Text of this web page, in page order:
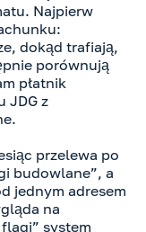
Najpierw
dokąd trafiają,
porównują
płatnik
JDG z
przelewa po
budowlane”, a
jednym adresem
na
system